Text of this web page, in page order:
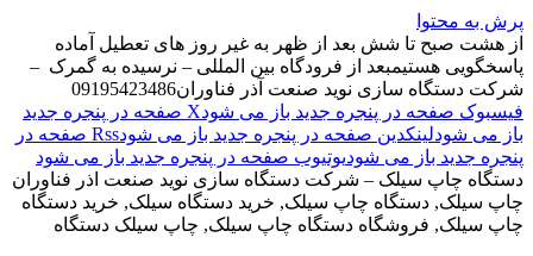
پرش به محتوا
از هشت صبح تا شش بعد از ظهر به غیر روز های تعطیل آماده
پاسخگویی هستیمبعد از فرودگاه بین المللی – نرسیده به گمرک –
شرکت دستگاه سازی نوید صنعت آذر فناوران09195423486
فیسبوک صفحه در پنجره جدید باز می شود
X صفحه در پنجره جدید
باز می شودلینکدین صفحه در پنجره جدید باز می شود
Rss صفحه در
پنجره جدید باز می شودیوتیوب صفحه در پنجره جدید باز می شود
دستگاه چاپ سیلک – شرکت دستگاه سازی نوید صنعت اذر فناوران
چاپ سیلک, دستگاه چاپ سیلک, خرید دستگاه سیلک, خرید دستگاه
چاپ سیلک, فروشگاه دستگاه چاپ سیلک, چاپ سیلک دستگاه